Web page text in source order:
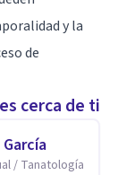
y la
de
cerca de ti
/ Tanatología